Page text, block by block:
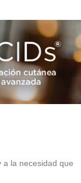
la necesidad que